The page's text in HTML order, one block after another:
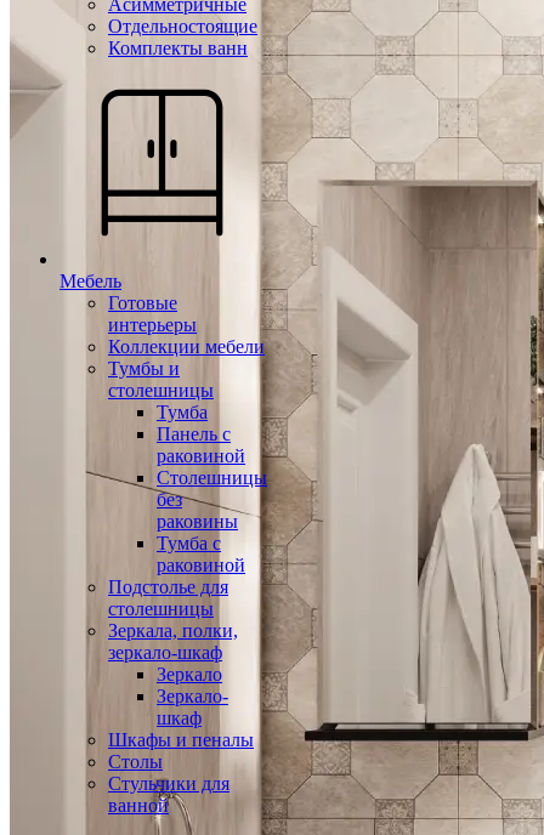
Асимметричные
Отдельностоящие
Комплекты ванн
Мебель
Готовые
интерьеры
Коллекции мебели
Тумбы и
столешницы
Тумба
Панель с
раковиной
Столешницы
без
раковины
Тумба с
раковиной
Подстолье для
столешницы
Зеркала, полки,
зеркало-шкаф
Зеркало
Зеркало-
шкаф
Шкафы и пеналы
Столы
Стульчики для
ванной